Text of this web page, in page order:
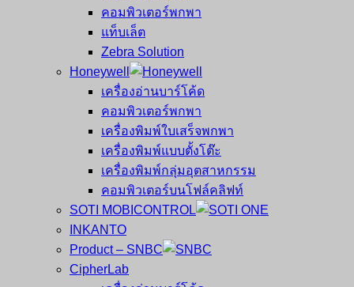
คอมพิวเตอร์พกพา
แท็บเล็ต
Zebra Solution
Honeywell
เครื่องอ่านบาร์โค้ด
คอมพิวเตอร์พกพา
เครื่องพิมพ์ใบเสร็จพกพา
เครื่องพิมพ์แบบตั้งโต๊ะ
เครื่องพิมพ์กลุ่มอุตสาหกรรม
คอมพิวเตอร์บนโฟล์คลิฟท์
SOTI MOBICONTROL
INKANTO
Product – SNBC
CipherLab